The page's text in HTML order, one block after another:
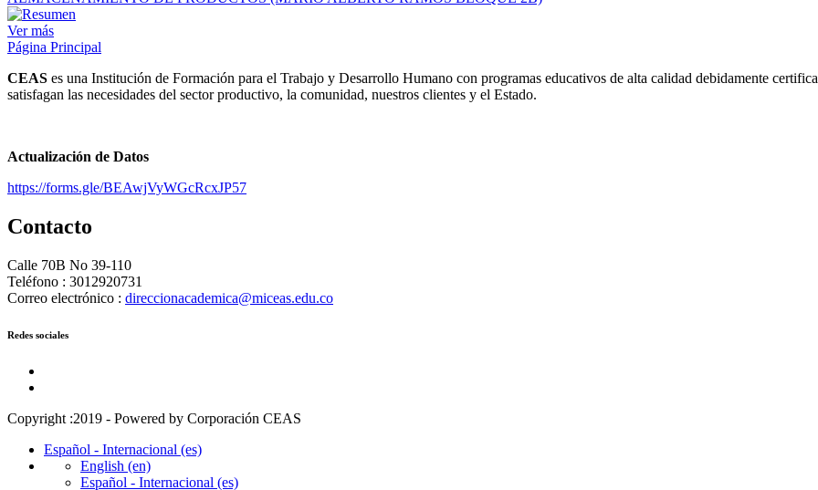
Ver más
Página Principal
CEAS es una Institución de Formación para el Trabajo y Desarrollo Humano con programas educativos de alta calidad debidamente
satisfagan las necesidades del sector productivo, la comunidad, nuestros clientes y el Estado.
Actualización de Datos
https://forms.gle/BEAwjVyWGcRcxJP57
Contacto
Calle 70B No 39-110
Teléfono : 3012920731
Correo electrónico : direccionacademica@miceas.edu.co
Redes sociales
Copyright :2019 - Powered by Corporación CEAS
Español - Internacional ‎(es)‎
English ‎(en)‎
Español - Internacional ‎(es)‎